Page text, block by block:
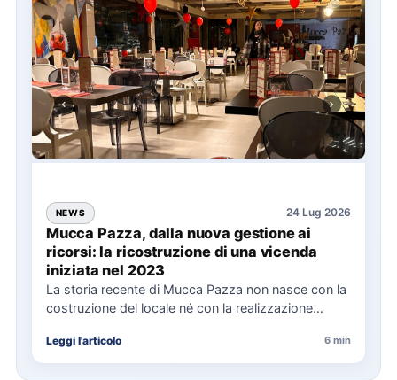
NEWS 24 Lug 2026
Mucca Pazza, dalla nuova gestione ai
ricorsi: la ricostruzione di una vicenda
iniziata nel 2023
La storia recente di Mucca Pazza non nasce con la
costruzione del locale né con la realizzazione
Leggi l'articolo 6 min